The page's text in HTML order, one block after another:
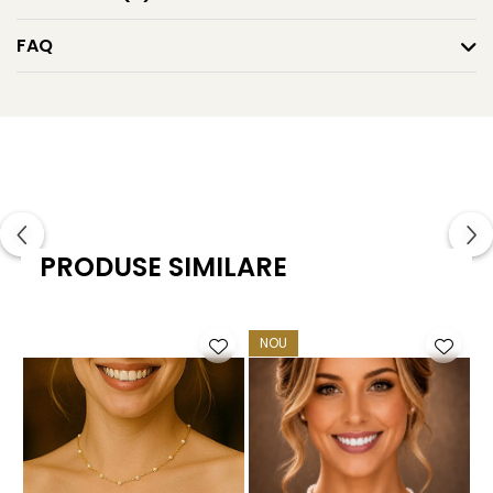
disponibile pe site.
Caracteristici tehnice
Forma perle: rotundă
Lungime lănțișor: 45 cm
Diametru bulgăraș: 1,5–2 cm
Greutate: aproximativ 2,50 g
FAQ
PRODUSE SIMILARE
NOU